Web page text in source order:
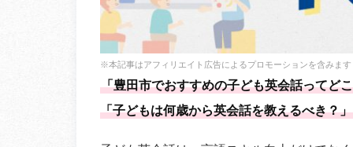
※本記事はアフィリエイト広告によるプロモーションを含みます
「豊田市でおすすめの子ども英会話ってど
「子どもは何歳から英会話を教えるべき？」